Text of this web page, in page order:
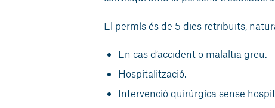
El permís és de 5 dies retribuïts,
En cas d’accident o malaltia greu.
Hospitalització.
Intervenció quirúrgica sense